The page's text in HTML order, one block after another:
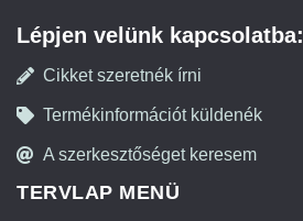
Lépjen velünk kapcsolatba:
Cikket szeretnék írni
Termékinformációt küldenék
A szerkesztőséget keresem
TERVLAP MENÜ